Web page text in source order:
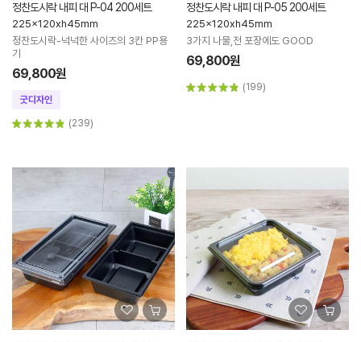
정찬도시락 내피 대 P-04 200세트
225x120xh45mm
정찬도시락-넉넉한 사이즈의 3칸 PP용
기
69,800원
(239)
정찬도시락 내피 대 P-05 200세트
225x120xh45mm
3가지 나물,전 포장에도 GOOD
69,800원
(199)